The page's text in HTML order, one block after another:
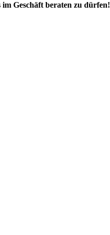
Geschäft beraten zu dürfen!